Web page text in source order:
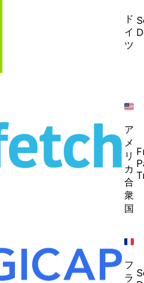
ド
イ
ツ
ア
メ
リ
カ
合
衆
国
フ
ラ